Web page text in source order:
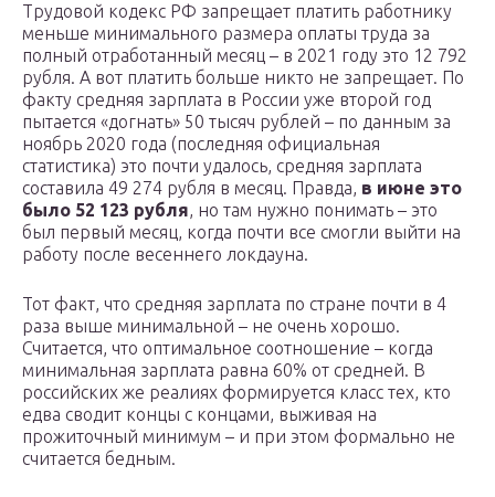
Трудовой кодекс РФ запрещает платить работнику
меньше минимального размера оплаты труда за
полный отработанный месяц – в 2021 году это 12 792
рубля. А вот платить больше никто не запрещает. По
факту средняя зарплата в России уже второй год
пытается «догнать» 50 тысяч рублей – по данным за
ноябрь 2020 года (последняя официальная
статистика) это почти удалось, средняя зарплата
составила 49 274 рубля в месяц. Правда, в июне это
было 52 123 рубля, но там нужно понимать – это
был первый месяц, когда почти все смогли выйти на
работу после весеннего локдауна.
Тот факт, что средняя зарплата по стране почти в 4
раза выше минимальной – не очень хорошо.
Считается, что оптимальное соотношение – когда
минимальная зарплата равна 60% от средней. В
российских же реалиях формируется класс тех, кто
едва сводит концы с концами, выживая на
прожиточный минимум – и при этом формально не
считается бедным.